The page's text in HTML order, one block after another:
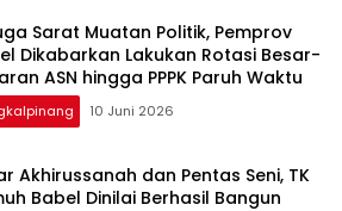
Sarat Muatan Politik, Pemprov
Dikabarkan Lakukan Rotasi Besar-
10 Juni 2026
Akhirussanah dan Pentas Seni, TK
Babel Dinilai Berhasil Bangun